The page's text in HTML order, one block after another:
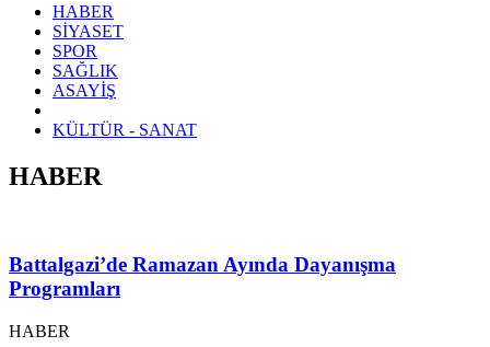
HABER
SİYASET
SPOR
SAĞLIK
ASAYİŞ
KÜLTÜR - SANAT
HABER
Battalgazi’de Ramazan Ayında Dayanışma
Programları
HABER